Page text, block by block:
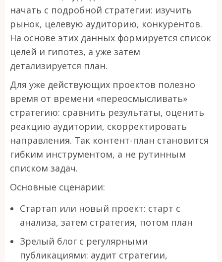
начать с подробной стратегии: изучить
рынок, целевую аудиторию, конкурентов.
На основе этих данных формируется список
целей и гипотез, а уже затем
детализируется план.
Для уже действующих проектов полезно
время от времени «переосмысливать»
стратегию: сравнить результаты, оценить
реакцию аудитории, скорректировать
направления. Так контент-план становится
гибким инструментом, а не рутинным
списком задач.
Основные сценарии:
Стартап или новый проект: старт с
анализа, затем стратегия, потом план
Зрелый блог с регулярными
публикациями: аудит стратегии,